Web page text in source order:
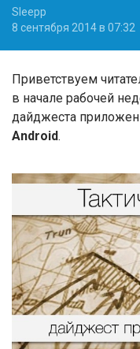
Sleepp
8 сентября 2014 в 07:32
Приветствуем
в начале рабочей
дайджеста
Android.